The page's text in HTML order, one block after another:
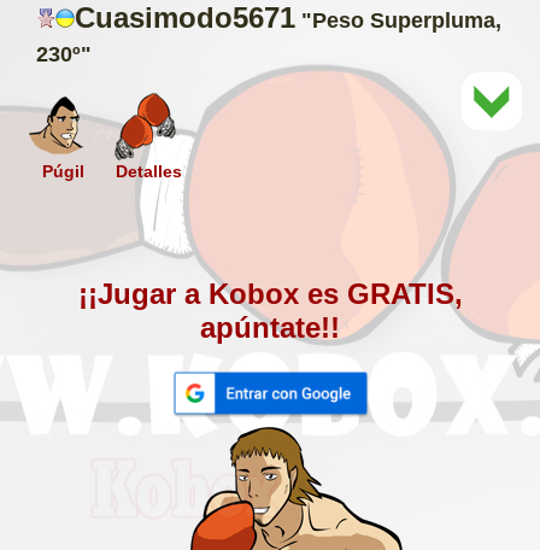
Cuasimodo5671 "Peso Superpluma,
230º"
Púgil Detalles
¡¡Jugar a Kobox es GRATIS,
apúntate!!